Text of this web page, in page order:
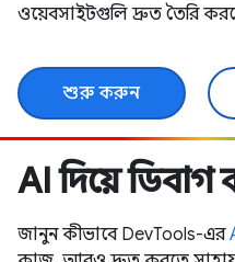
ওয়েবসাইটগুলি দ্রুত তৈরি
শুরু করুন
AI দিয়ে
জানুন কীভাবে DevTools-এর